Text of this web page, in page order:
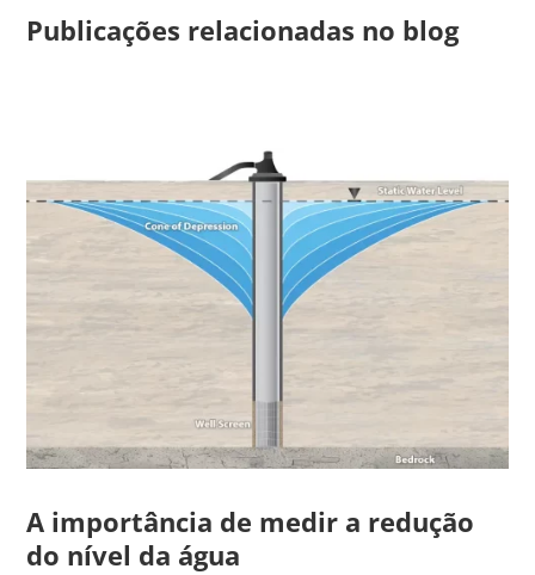
Publicações relacionadas no blog
A importância de medir a redução
do nível da água